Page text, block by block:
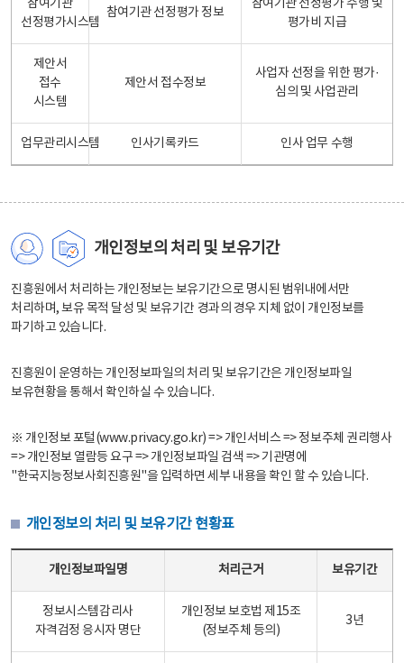
참여기관
선정평가시스템
참여기관 선정평가 정보
참여기관 선정평가 수행 및
평가비 지급
제안서
접수
시스템
제안서 접수정보
사업자 선정을 위한 평가·
심의 및 사업관리
업무관리시스템 인사기록카드 인사 업무 수행
개인정보의 처리 및 보유기간
진흥원에서 처리하는 개인정보는 보유기간으로 명시된 범위내에서만
처리하며, 보유 목적 달성 및 보유기간 경과의 경우 지체 없이 개인정보를
파기하고 있습니다.
진흥원이 운영하는 개인정보파일의 처리 및 보유기간은 개인정보파일
보유현황을 통해서 확인하실 수 있습니다.
※ 개인정보 포털(www.privacy.go.kr) => 개인서비스 => 정보주체 권리행사
=> 개인정보 열람등 요구 => 개인정보파일 검색 => 기관명에
"한국지능정보사회진흥원"을 입력하면 세부 내용을 확인 할 수 있습니다.
개인정보의 처리 및 보유기간 현황표
개인정보파일명 처리근거 보유기간
정보시스템감리사
자격검정 응시자 명단
개인정보 보호법 제15조
(정보주체 등의)
3년